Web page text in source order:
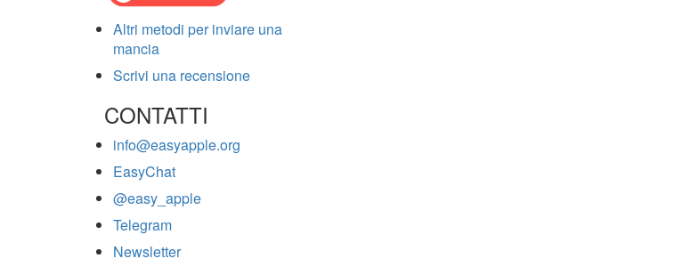
Altri metodi per inviare una
mancia
Scrivi una recensione
CONTATTI
info@easyapple.org
EasyChat
@easy_apple
Telegram
Newsletter